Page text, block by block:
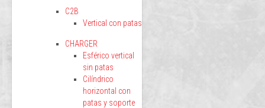
C2B
Vertical con patas
CHARGER
Esférico vertical
sin patas
Cilíndrico
horizontal con
patas y soporte